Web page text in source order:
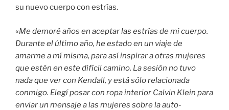
su nuevo cuerpo con estrías.
«Me demoré años en aceptar las estrías de mi cuerpo.
Durante el último año, he estado en un viaje de
amarme a mí misma, para así inspirar a otras mujeres
que estén en este difícil camino. La sesión no tuvo
nada que ver con Kendall, y está sólo relacionada
conmigo. Elegí posar con ropa interior Calvin Klein para
enviar un mensaje a las mujeres sobre la auto-